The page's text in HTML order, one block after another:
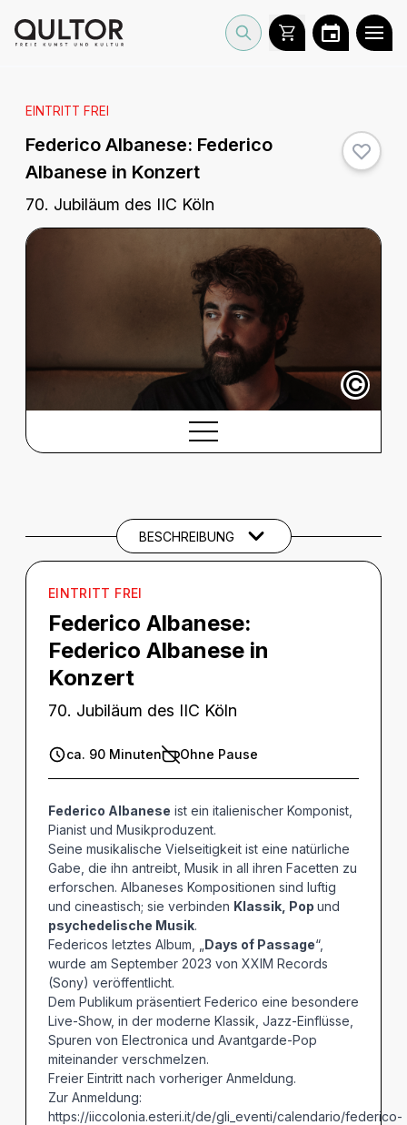
EINTRITT FREI
Federico Albanese: Federico
Albanese in Konzert
70. Jubiläum des IIC Köln
©
BESCHREIBUNG
EINTRITT FREI
Federico Albanese:
Federico Albanese in
Konzert
70. Jubiläum des IIC Köln
ca. 90 Minuten Ohne Pause
Federico Albanese ist ein italienischer Komponist,
Pianist und Musikproduzent.
Seine musikalische Vielseitigkeit ist eine natürliche
Gabe, die ihn antreibt, Musik in all ihren Facetten zu
erforschen. Albaneses Kompositionen sind luftig
und cineastisch; sie verbinden Klassik, Pop und
psychedelische Musik.
Federicos letztes Album, „ Days of Passage“,
wurde am September 2023 von XXIM Records
(Sony) veröffentlicht.
Dem Publikum präsentiert Federico eine besondere
Live-Show, in der moderne Klassik, Jazz-Einflüsse,
Spuren von Electronica und Avantgarde-Pop
miteinander verschmelzen.
Freier Eintritt nach vorheriger Anmeldung.
Zur Anmeldung:
https://iiccolonia.esteri.it/de/gli_eventi/calendario/federico-